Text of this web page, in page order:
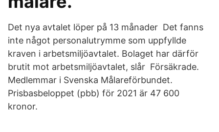
Det nya avtalet löper på 13 månader Det fanns
inte något personalutrymme som uppfyllde
kraven i arbetsmiljöavtalet. Bolaget har därför
brutit mot arbetsmiljöavtalet, slår Försäkrade.
Medlemmar i Svenska Målareförbundet.
Prisbasbeloppet (pbb) för 2021 är 47 600
kronor.